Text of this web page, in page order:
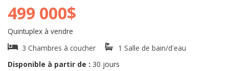
499 000$
Quintuplex à vendre
3 Chambres à coucher
1 Salle de bain/d'eau
Disponible à partir de : 30 jours